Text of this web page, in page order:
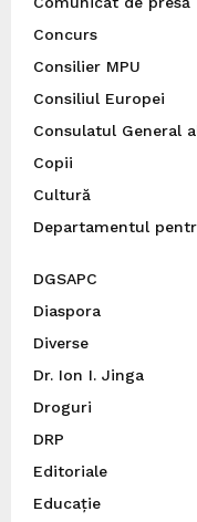
Concurs
Consilier MPU
Consiliul Europei
Consulatul General
Copii
Cultură
Departamentul
DGSAPC
Diaspora
Diverse
Dr. Ion I. Jinga
Droguri
DRP
Editoriale
Educație